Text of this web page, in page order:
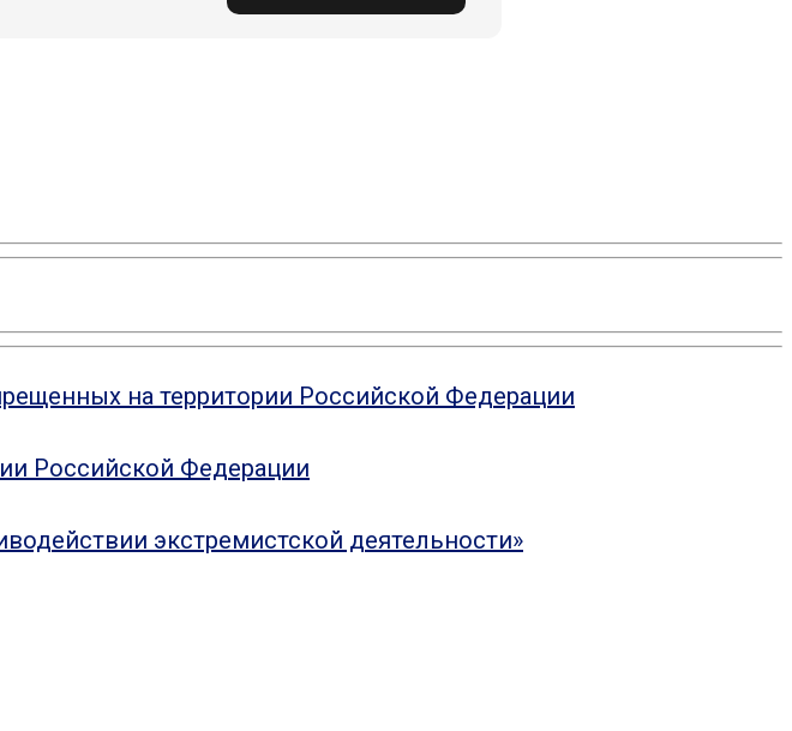
на территории Российской Федерации
Российской Федерации
экстремистской деятельности»